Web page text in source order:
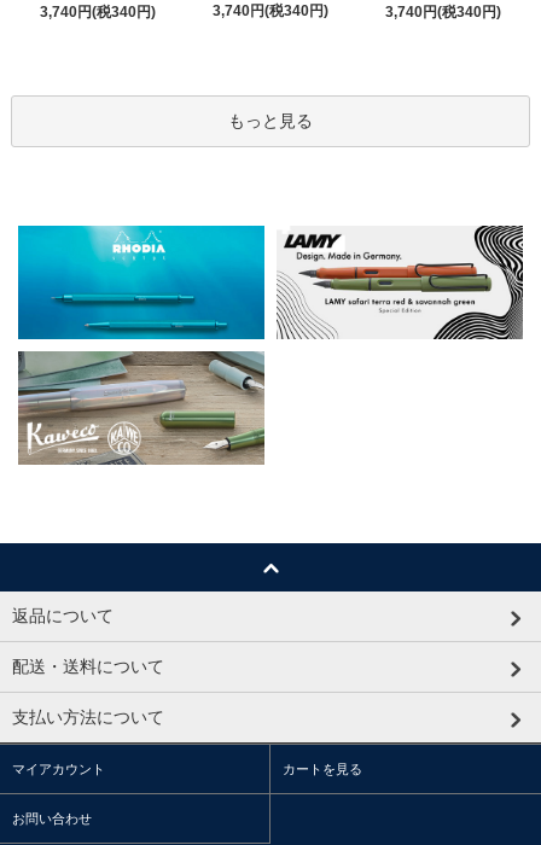
3,740円(税340円)
3,740円(税340円)
3,740円(税340円)
もっと見る
返品について
配送・送料について
支払い方法について
マイアカウント カートを見る
お問い合わせ